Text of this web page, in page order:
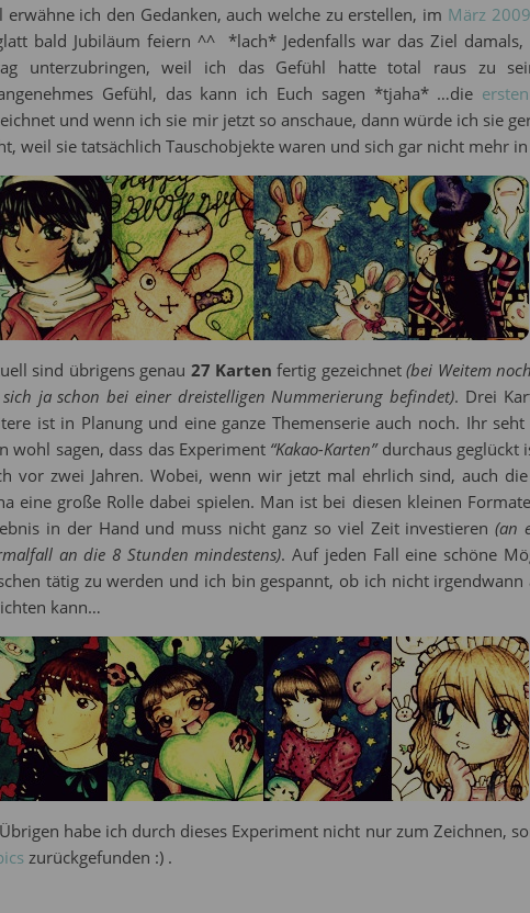
erwähne ich den Gedanken, auch welche zu erstellen, im März 2009
bald Jubiläum feiern ^^ *lach* Jedenfalls war das Ziel
unterzubringen, weil ich das Gefühl hatte total raus zu
Gefühl, das kann ich Euch sagen *tjaha* …die
und wenn ich sie mir jetzt so anschaue, dann würde ich sie
weil sie tatsächlich Tauschobjekte waren und sich gar nicht mehr
sind übrigens genau 27 Karten fertig gezeichnet(bei Weitem
ja schon bei einer dreistelligen Nummerierung befindet). Drei
ist in Planung und eine ganze Themenserie auch noch. Ihr
wohl sagen, dass das Experiment “Kakao-Karten”durchaus geglückt
vor zwei Jahren. Wobei, wenn wir jetzt mal ehrlich sind, auch
eine große Rolle dabei spielen. Man ist bei diesen kleinen
in der Hand und muss nicht ganz so viel Zeit investieren(an
an die 8 Stunden mindestens). Auf jeden Fall eine schöne
tätig zu werden und ich bin gespannt, ob ich nicht
kann…
habe ich durch dieses Experiment nicht nur zum Zeichnen,
zurückgefunden :) .